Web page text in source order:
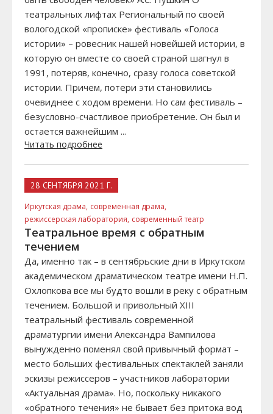
театральных лифтах Региональный по своей
вологодской «прописке» фестиваль «Голоса
истории» – ровесник нашей новейшей истории, в
которую он вместе со своей страной шагнул в
1991, потеряв, конечно, сразу голоса советской
истории. Причем, потери эти становились
очевиднее с ходом времени. Но сам фестиваль –
безусловно-счастливое приобретение. Он был и
остается важнейшим ...
Читать подробнее
28 СЕНТЯБРЯ 2021 Г.
Иркутская драма, современная драма,
режиссерская лаборатория, современный театр
Театральное время с обратным
течением
Да, именно так – в сентябрьские дни в Иркутском
академическом драматическом театре имени Н.П.
Охлопкова все мы будто вошли в реку с обратным
течением. Большой и привольный XIII
театральный фестиваль современной
драматургии имени Александра Вампилова
вынужденно поменял свой привычный формат –
место больших фестивальных спектаклей заняли
эскизы режиссеров – участников лаборатории
«Актуальная драма». Но, поскольку никакого
«обратного течения» не бывает без притока вод